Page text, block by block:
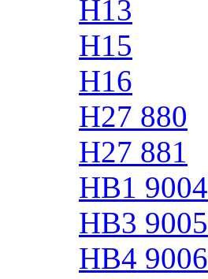
H13
H15
H16
H27 880
H27 881
HB1 9004
HB3 9005
HB4 9006